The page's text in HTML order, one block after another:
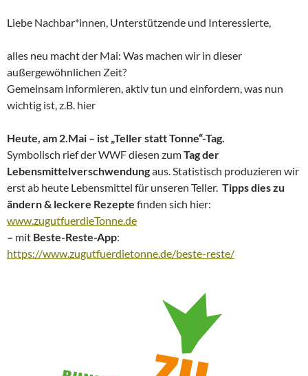
Liebe Nachbar*innen, Unterstützende und Interessierte,
alles neu macht der Mai: Was machen wir in dieser
außergewöhnlichen Zeit?
Gemeinsam informieren, aktiv tun und einfordern, was nun
wichtig ist, z.B. hier
Heute, am 2.Mai – ist „Teller statt Tonne“-Tag.
Symbolisch rief der WWF diesen zumTag der
Lebensmittelverschwendungaus. Statistisch produzieren wir
erst ab heute Lebensmittel für unseren Teller. Tipps dies zu
ändern & leckere Rezepte finden sich hier:
www.zugutfuerdieTonne.de
– mit Beste-Reste-App:
https://www.zugutfuerdietonne.de/beste-reste/